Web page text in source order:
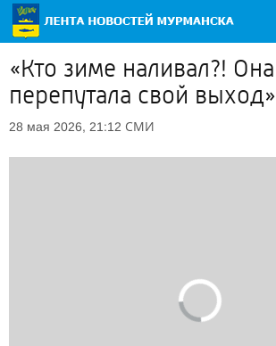
«Кто зиме наливал?! Она
перепутала свой выход»
28 мая 2026, 21:12 СМИ